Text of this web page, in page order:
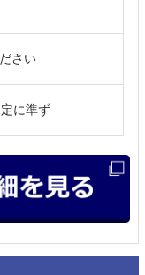
さい
に準ず